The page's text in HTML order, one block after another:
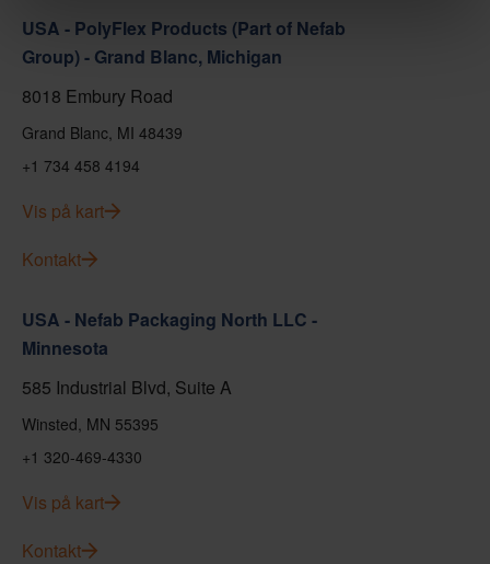
USA - PolyFlex Products (Part of Nefab
Group) - Grand Blanc, Michigan
8018 Embury Road
Grand Blanc, MI 48439
+1 734 458 4194
Vis på kart
Kontakt
USA - Nefab Packaging North LLC -
Minnesota
585 Industrial Blvd, Suite A
Winsted, MN 55395
+1 320-469-4330
Vis på kart
Kontakt